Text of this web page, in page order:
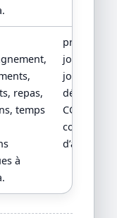
repas,
temps
à
jour par
jour, devis
détaillé,
CGV/CPV et
conditions